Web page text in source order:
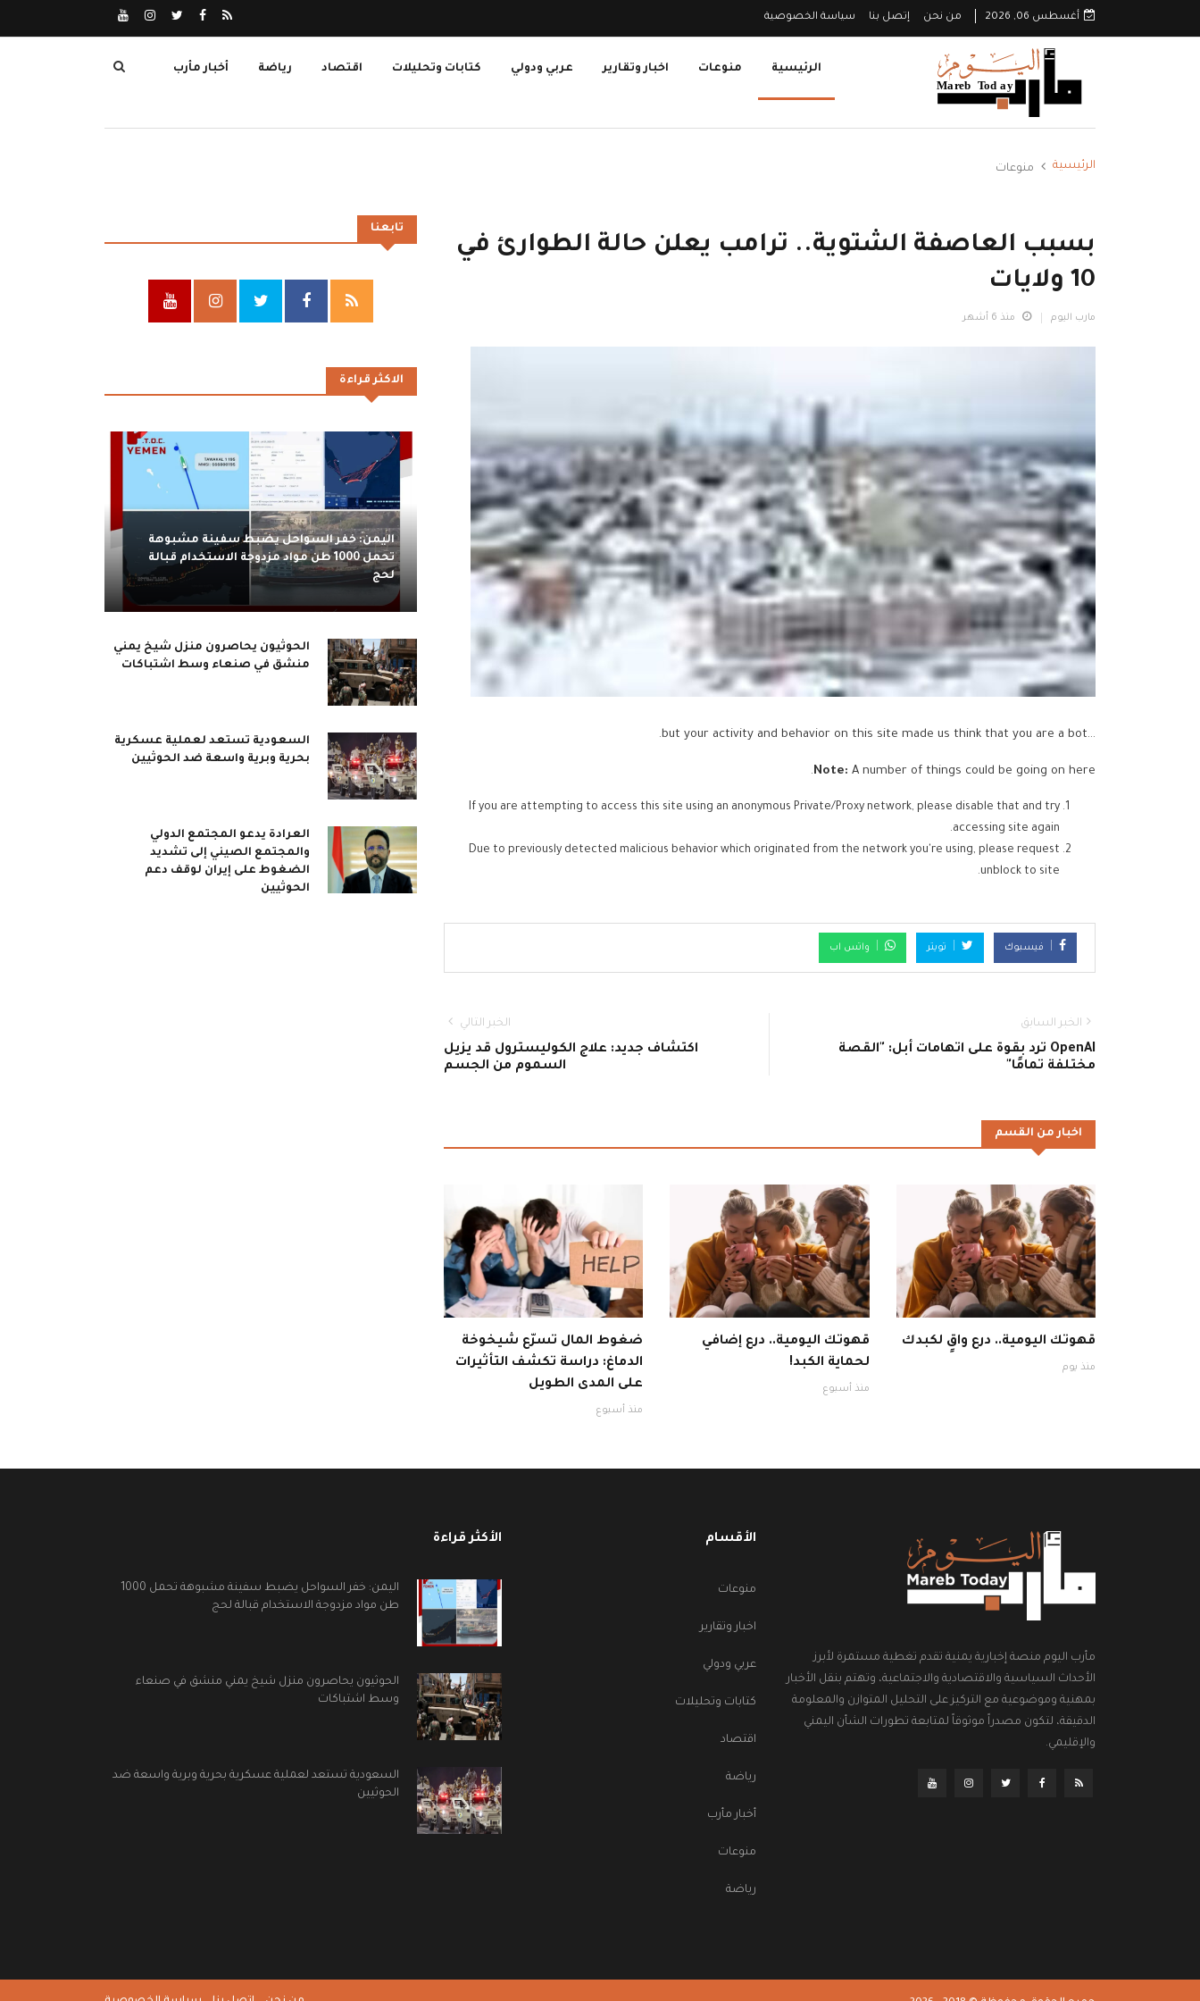
أغسطس 06, 2026 من نحن إتصل بنا سياسة الخصوصية
الرئيسية منوعات اخبار وتقارير عربي ودولي كتابات وتحليلات اقتصاد رياضة أخبار مأرب
الرئيسية منوعات
بسبب العاصفة الشتوية.. ترامب يعلن حالة الطوارئ في
10 ولايات
مارب اليوم منذ 6 أشهر
...but your activity and behavior on this site made us think that you are a bot.
Note: A number of things could be going on here.
If you are attempting to access this site using an anonymous Private/Proxy network, please disable that and try
accessing site again.
Due to previously detected malicious behavior which originated from the network you're using, please request
unblock to site.
فيسبوك تويتر واتس اب
الخبر السابق
OpenAI ترد بقوة على اتهامات أبل: "القصة
مختلفة تمامًا"
الخبر التالي
اكتشاف جديد: علاج الكوليسترول قد يزيل
السموم من الجسم
اخبار من القسم
قهوتك اليومية.. درع واقٍ لكبدك
منذ يوم
قهوتك اليومية.. درع إضافي
لحماية الكبد!
منذ أسبوع
ضغوط المال تسرّع شيخوخة
الدماغ: دراسة تكشف التأثيرات
على المدى الطويل
منذ أسبوع
تابعنا
الاكثر قراءة
اليمن: خفر السواحل يضبط سفينة مشبوهة
تحمل 1000 طن مواد مزدوجة الاستخدام قبالة
لحج
الحوثيون يحاصرون منزل شيخ يمني
منشق في صنعاء وسط اشتباكات
السعودية تستعد لعملية عسكرية
بحرية وبرية واسعة ضد الحوثيين
العرادة يدعو المجتمع الدولي
والمجتمع الصيني إلى تشديد
الضغوط على إيران لوقف دعم
الحوثيين
مأرب اليوم منصة إخبارية يمنية تقدم تغطية مستمرة لأبرز
الأحداث السياسية والاقتصادية والاجتماعية، وتهتم بنقل الأخبار
بمهنية وموضوعية مع التركيز على التحليل المتوازن والمعلومة
الدقيقة، لتكون مصدراً موثوقاً لمتابعة تطورات الشأن اليمني
والإقليمي.
الأقسام
منوعات
اخبار وتقارير
عربي ودولي
كتابات وتحليلات
اقتصاد
رياضة
أخبار مأرب
منوعات
رياضة
الأكثر قراءة
اليمن: خفر السواحل يضبط سفينة مشبوهة تحمل 1000
طن مواد مزدوجة الاستخدام قبالة لحج
الحوثيون يحاصرون منزل شيخ يمني منشق في صنعاء
وسط اشتباكات
السعودية تستعد لعملية عسكرية بحرية وبرية واسعة ضد
الحوثيين